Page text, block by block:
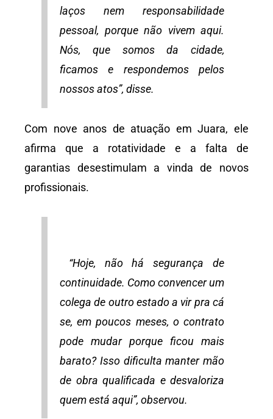
laços nem responsabilidade
pessoal, porque não vivem aqui.
Nós, que somos da cidade,
ficamos e respondemos pelos
nossos atos”, disse.
Com nove anos de atuação em Juara, ele
afirma que a rotatividade e a falta de
garantias desestimulam a vinda de novos
profissionais.
“Hoje, não há segurança de
continuidade. Como convencer um
colega de outro estado a vir pra cá
se, em poucos meses, o contrato
pode mudar porque ficou mais
barato? Isso dificulta manter mão
de obra qualificada e desvaloriza
quem está aqui”, observou.